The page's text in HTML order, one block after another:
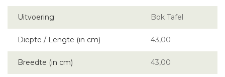
Uitvoering Bok Tafel
Diepte / Lengte (in cm) 43,00
Breedte (in cm) 43,00